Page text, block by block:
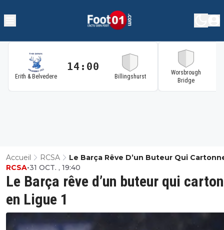
Erith & Belvedere
14:00
Billingshurst
Worsbrough
Bridge
Accueil RCSA
Le Barça Rêve D’un Buteur Qui
Ligue 1
Le Barça rêve d’un buteur qui
en Ligue 1
RCSA•31 OCT. , 19:40